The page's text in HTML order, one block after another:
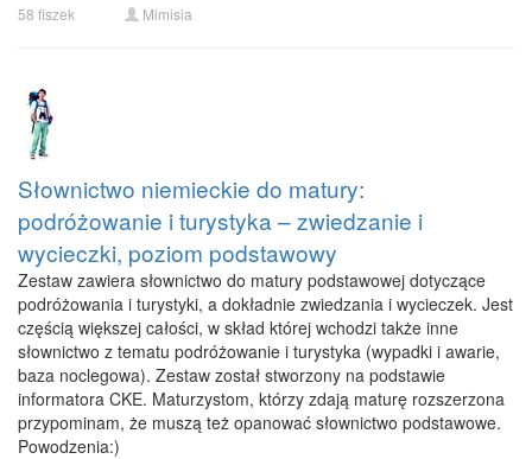
58 fiszek Mimisia
Słownictwo niemieckie do matury:
podróżowanie i turystyka – zwiedzanie i
wycieczki, poziom podstawowy
Zestaw zawiera słownictwo do matury podstawowej dotyczące
podróżowania i turystyki, a dokładnie zwiedzania i wycieczek. Jest
częścią większej całości, w skład której wchodzi także inne
słownictwo z tematu podróżowanie i turystyka (wypadki i awarie,
baza noclegowa). Zestaw został stworzony na podstawie
informatora CKE. Maturzystom, którzy zdają maturę rozszerzona
przypominam, że muszą też opanować słownictwo podstawowe.
Powodzenia:)